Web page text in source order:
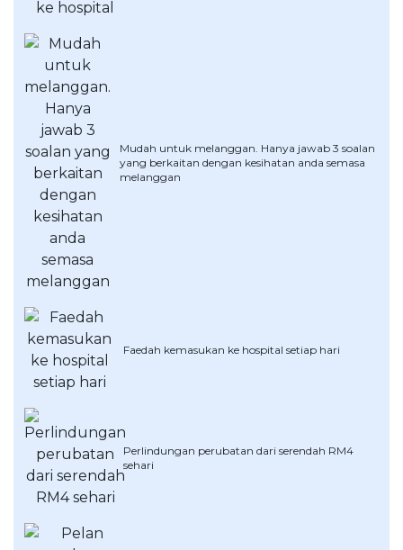
Pinjaman Peribadi
Insurans
Pelaburan
Pengurusan Kewangan
Pinjaman Perumahan
Pinjaman Kereta
Promo RHB Bank Kad Kredit
Mudah untuk melanggan. Hanya jawab 3 soalan
yang berkaitan dengan kesihatan anda semasa
melanggan
Faedah kemasukan ke hospital setiap hari
Perlindungan perubatan dari serendah RM4
sehari